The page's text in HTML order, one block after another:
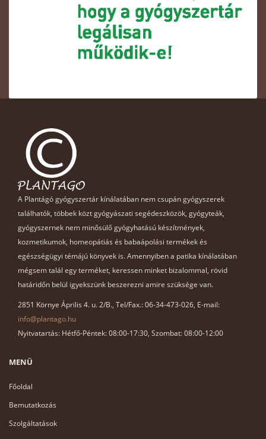
A Plantágó gyógyszertár kínálatában nem csupán gyógyszerek
találhatók, többek közt gyógyászati segédeszközök, gyógyteák,
gyógyszernek nem minősülő gyógyhatású készítmények,
kozmetikumok, homeopátiás és babaápolási termékek és
egészségügyi témájú könyvek is. Amennyiben a patika kínálatában
mégsem talál egy terméket, keressen minket bizalommal, rövid
határidőn belül igyekszünk beszerezni amire szüksége van.
2851 Környe Április 4. u. 2/B., Tel/Fax.: 06-34-473-026, E-mail:
info@plantago.hu
Nyitvatartás: Hétfő-Péntek: 08:00-17:30, Szombat: 08:00-12:00
MENÜ
Főoldal
Bemutatkozás
Szolgáltatások